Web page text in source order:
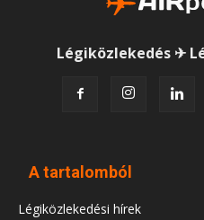
Légiközlekedés ✈
A tartalomból
Légiközlekedési hírek